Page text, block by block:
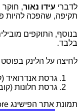
לדברי עידו נאור,
תקיפה, שהפכה להיות
בנוסף, התוקפים
בלבד.
לחיצה על הלינק בפוסט
גרסת אנדרואיד
גרסת חלונות
תמונת אתר הפישינג